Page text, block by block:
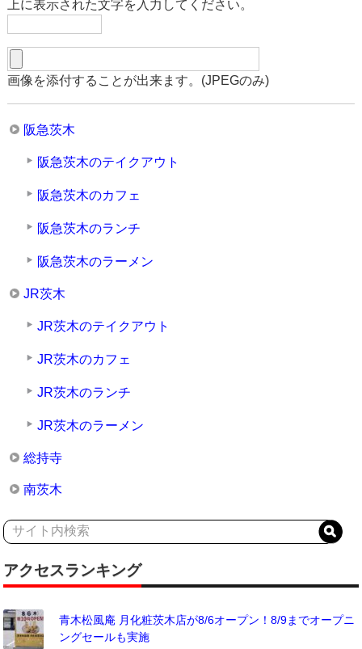
上に表示された文字を入力してください。
画像を添付することが出来ます。(JPEGのみ)
阪急茨木
阪急茨木のテイクアウト
阪急茨木のカフェ
阪急茨木のランチ
阪急茨木のラーメン
JR茨木
JR茨木のテイクアウト
JR茨木のカフェ
JR茨木のランチ
JR茨木のラーメン
総持寺
南茨木
アクセスランキング
青木松風庵 月化粧茨木店が8/6オープン！8/9までオープニ
ングセールも実施